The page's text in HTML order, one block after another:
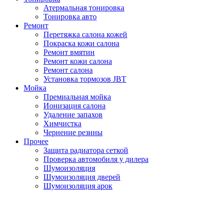
Атермальная тонировка
Тонировка авто
Ремонт
Перетяжка салона кожей
Покраска кожи салона
Ремонт вмятин
Ремонт кожи салона
Ремонт салона
Установка тормозов JBT
Мойка
Премиальная мойка
Ионизация салона
Удаление запахов
Химчистка
Чернение резины
Прочее
Защита радиатора сеткой
Проверка автомобиля у дилера
Шумоизоляция
Шумоизоляция дверей
Шумоизоляция арок